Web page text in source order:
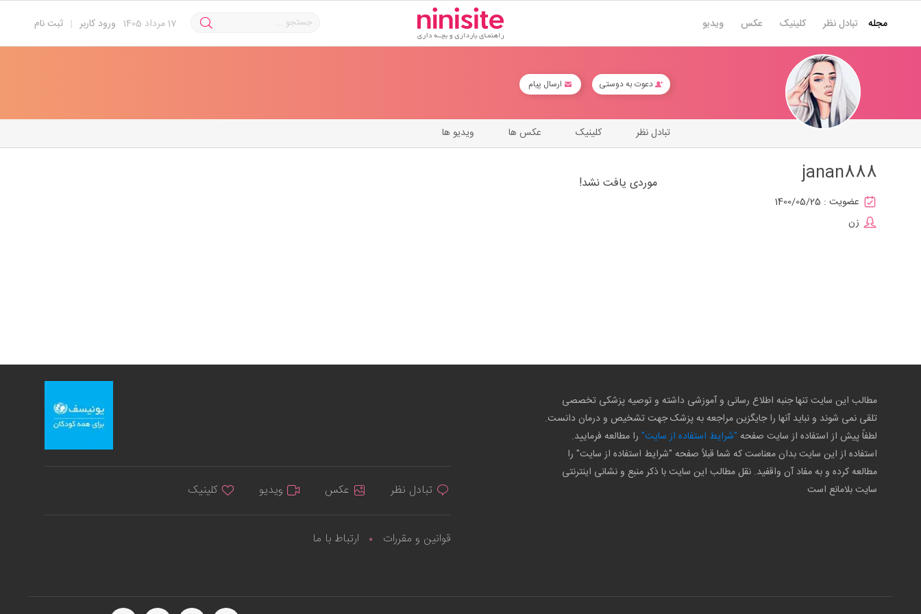
ثبت نام | ورود کاربر 17مرداد 1405 مجله تبادل نظر کلینیک عکس ویدیو
دعوت به دوستی ارسال پیام
ویدیو ها عکس ها کلینیک تبادل نظر
janan888
عضویت : 1400/05/25
زن
موردی یافت نشد!
مطالب این سایت تنها جنبه اطلاع رسانی و آموزشی داشته و توصیه پزشکی تخصصی
تلقی نمی شوند و نباید آنها را جایگزین مراجعه به پزشک جهت تشخیص و درمان دانست.
لطفاً پیش از استفاده از سایت صفحه "شرایط استفاده از سایت" را مطالعه فرمایید.
استفاده از این سایت بدان معناست که شما قبلاً صفحه "شرایط استفاده از سایت" را
مطالعه کرده و به مفاد آن واقفید. نقل مطالب این سایت با ذکر منبع و نشانی اینترنتی
سایت بلامانع است
تبادل نظر عکس ویدیو کلینیک
قوانین و مقررات ارتباط با ما